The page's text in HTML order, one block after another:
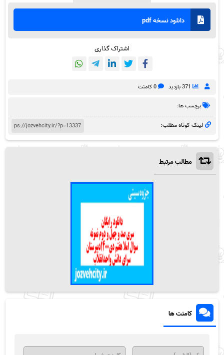
دانلود نسخه pdf
اشتراک گذاری
371 بازدید 0 کامنت
برچسب ها:
لینک کوتاه مطلب:
مطالب مرتبط
کامنت ها